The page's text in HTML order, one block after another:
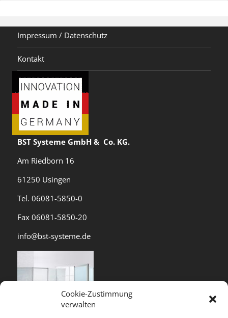
Cookie-Zustimmung
verwalten
Impressum / Datenschutz
Kontakt
BST Systeme GmbH & Co. KG.
Am Riedborn 16
61250 Usingen
Tel. 06081-5850-0
Fax 06081-5850-20
info@bst-systeme.de